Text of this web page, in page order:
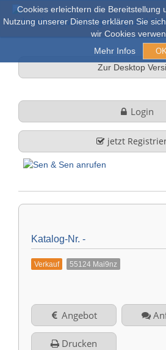
Cookies erleichtern die Bereitstellung
Nutzung unserer Dienste erklären Sie
wir Cookies
Mehr Infos
Online
Firmenprofil
Leistungen
Impressum
English
Türkçe
Zur Desktop
Login
jetzt
Katalog-Nr. -
Verkauf 55124 Mai9nz
Angebot
Drucken